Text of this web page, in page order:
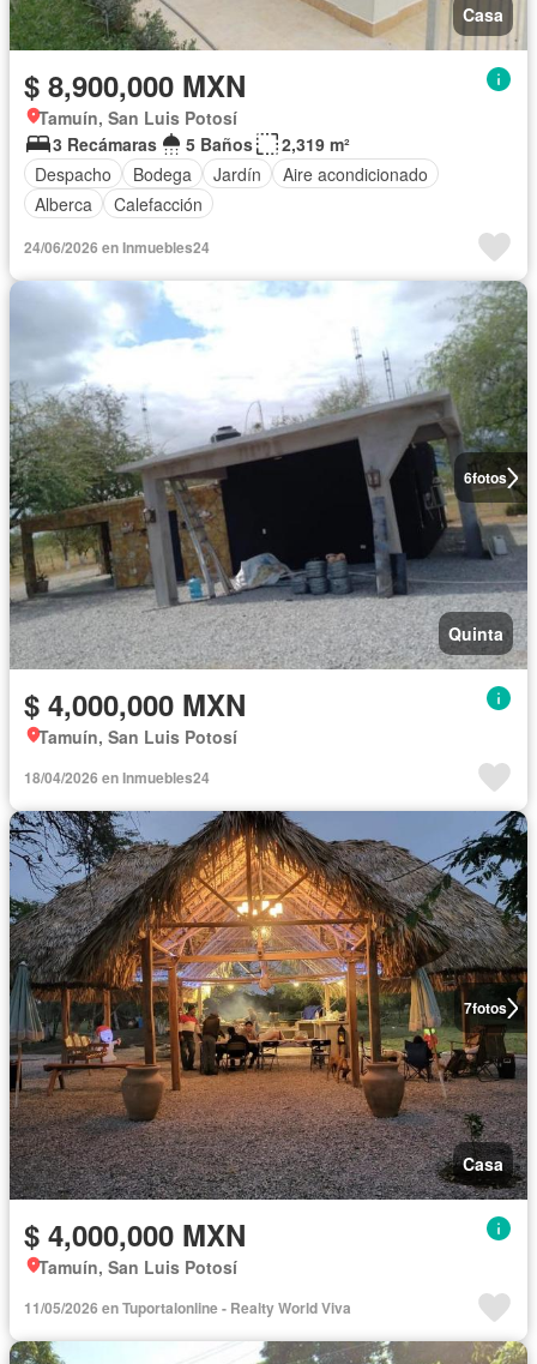
Casa
$ 8,900,000 MXN
Tamuín, San Luis Potosí
3 Recámaras
5 Baños
2,319 m²
Despacho
Bodega Jardín
Aire acondicionado
Alberca
Calefacción
24/06/2026 en Inmuebles24
6fotos
Quinta
$ 4,000,000 MXN
Tamuín, San Luis Potosí
18/04/2026 en Inmuebles24
7fotos
Casa
$ 4,000,000 MXN
Tamuín, San Luis Potosí
11/05/2026 en Tuportalonline - Realty World Viva